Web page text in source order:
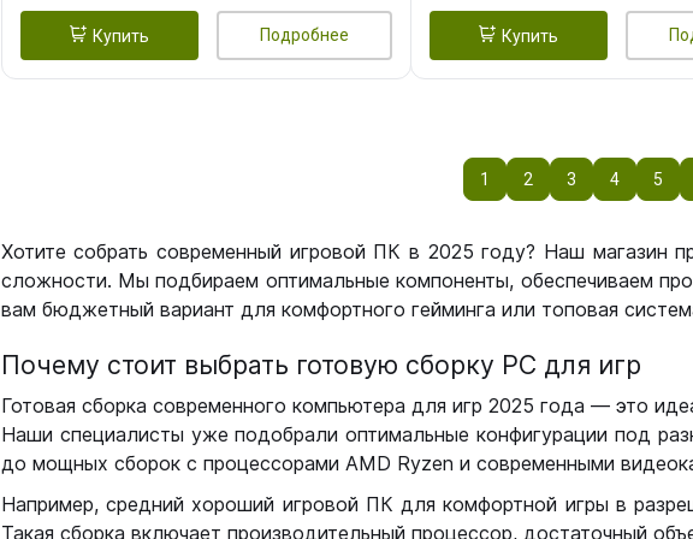
Купить Подробнее Купить
1 2 3 4 5
Хотите собрать современный игровой ПК в 2025 году? Наш магазин
сложности. Мы подбираем оптимальные компоненты, обеспечиваем
вам бюджетный вариант для комфортного гейминга или топовая
Почему стоит выбрать готовую сборку РС для игр
Готовая сборка современного компьютера для игр 2025 года — это
Наши специалисты уже подобрали оптимальные конфигурации под
до мощных сборок с процессорами AMD Ryzen и современными
Например, средний хороший игровой ПК для комфортной игры в
Такая сборка включает производительный процессор, достаточный